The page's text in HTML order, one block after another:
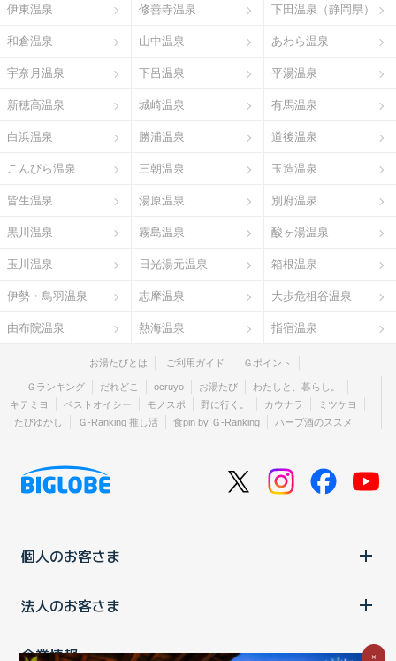
伊東温泉 修善寺温泉 下田温泉（静岡県）
和倉温泉 山中温泉 あわら温泉
宇奈月温泉 下呂温泉 平湯温泉
新穂高温泉 城崎温泉 有馬温泉
白浜温泉 勝浦温泉 道後温泉
こんぴら温泉 三朝温泉 玉造温泉
皆生温泉 湯原温泉 別府温泉
黒川温泉 霧島温泉 酸ヶ湯温泉
玉川温泉 日光湯元温泉 箱根温泉
伊勢・鳥羽温泉 志摩温泉 大歩危祖谷温泉
由布院温泉 熱海温泉 指宿温泉
お湯たびとは ご利用ガイド Ｇポイント
Ｇランキング だれどこ ocruyo お湯たび
わたしと、暮らし。
キテミヨ
ベストオイシー モノスポ 野に行く。 カウナラ
ミツケヨ
たびゆかし
Ｇ-Ranking 推し活 食pin by Ｇ-Ranking ハーブ酒のススメ
個人のお客さま
法人のお客さま
企業情報 ×